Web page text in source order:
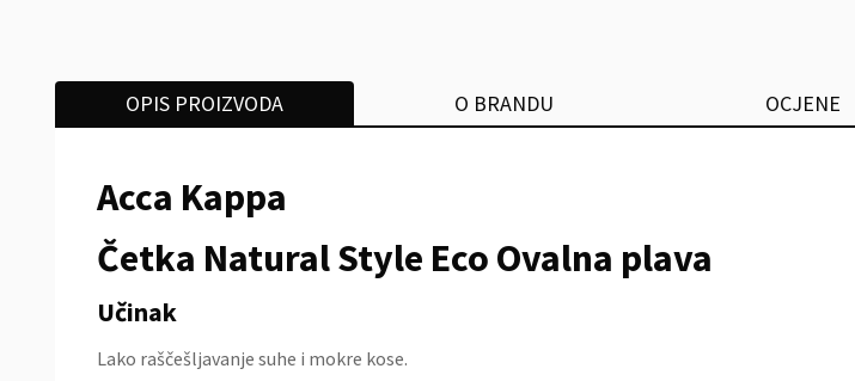
OPIS PROIZVODA O BRANDU OCJENE
Acca Kappa
Četka Natural Style Eco Ovalna plava
Učinak
Lako raščešljavanje suhe i mokre kose.